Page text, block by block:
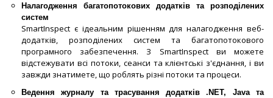
Налагодження багатопотокових додатків та розподілених
систем
SmartInspect є ідеальним рішенням для налагодження веб-
додатків, розподілених систем та багатопотокового
програмного забезпечення. З SmartInspect ви можете
відстежувати всі потоки, сеанси та клієнтські з'єднання, і ви
завжди знатимете, що роблять різні потоки та процеси.
Ведення журналу та трасування додатків .NET, Java та